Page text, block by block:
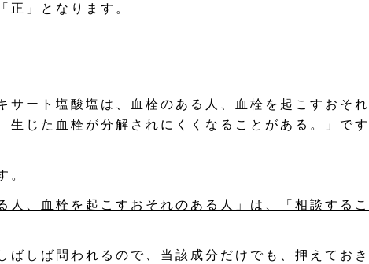
」となります。
ート塩酸塩は、血栓のある人、血栓を起こすおそれ
生じた血栓が分解されにくくなることがある。」です
。
人、血栓を起こすおそれのある人」は、「相談するこ
しば問われるので、当該成分だけでも、押えておき